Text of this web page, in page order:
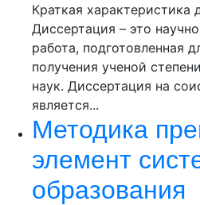
Краткая характеристика
Диссертация – это
работа, подготовленная
получения ученой
наук. Диссертация на
является...
Методика
элемент
образования